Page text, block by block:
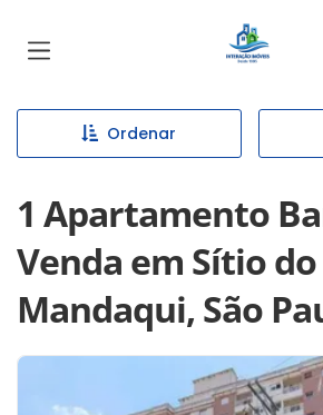
Página
Ordenar
1 Apartamento
Venda em Sítio do
Mandaqui, São